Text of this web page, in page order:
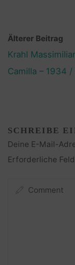
Älterer Beitrag
Krahl
Camilla – 1934 /
SCHREIBE
Deine E-Mail-
Erforderliche